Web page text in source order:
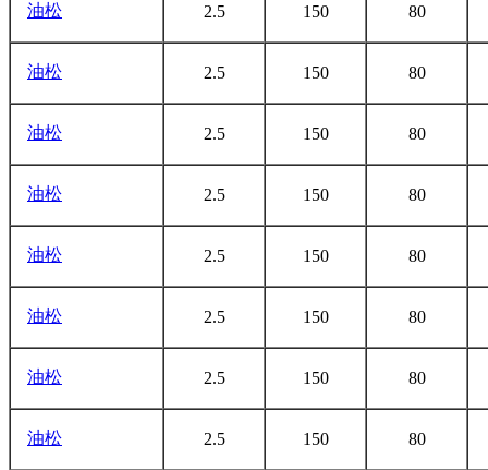
油松 2.5 150 80
油松 2.5 150 80
油松 2.5 150 80
油松 2.5 150 80
油松 2.5 150 80
油松 2.5 150 80
油松 2.5 150 80
油松 2.5 150 80